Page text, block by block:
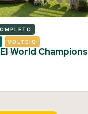
VOLTEIO
World Champions